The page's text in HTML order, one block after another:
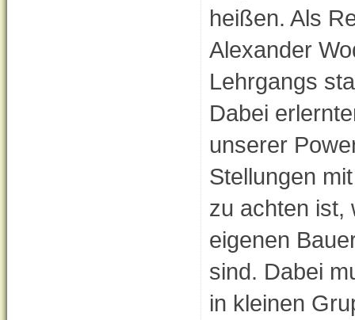
heißen. Als
Alexander
Lehrgangs
Dabei
unserer
Stellungen
zu achten ist,
eigenen
sind. Dabei
in kleinen